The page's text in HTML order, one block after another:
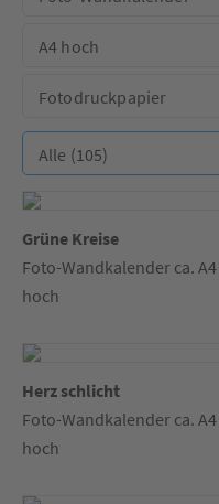
Grüne Kreise
Foto-Wandkalender ca. A4
hoch
Herz schlicht
Foto-Wandkalender ca. A4
hoch